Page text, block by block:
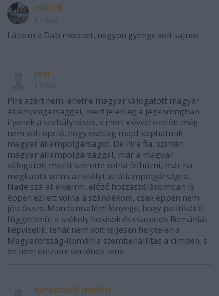
miki78
Láttam a Dab meccset, nagyon gyenge volt sajnos...
razi
Pire azért nem lehetne magyar válogatott magyar
állampolgársággal, mert jelenleg a jégkorongban
ilyenek a szabályzások, s mert x évvel ezelőtt még
nem volt opció, hogy esetleg majd kaphatunk
magyar állampolgárságot. De Pire fia, szintén
magyar állampolgársággal, már a magyar
válogatott mezét szerette volna felhúzni, már ha
megkapta volna az esélyt az állampolgárságra.
Nade szálat elvarrni, előző hozzászólásomban is
éppen ez lett volna a szándékom, csak éppen nem
jött össze. Mondanivalóm lényege, hogy politikától
függetlenül a székely hokisok és csapatok Romániát
képviselik, tehát nem volt teljesen helytelen a
Magyarország-Románia szembenállítás a címben, s
én nem éreztem sértőnek sem.
bereszsolt (törölt)